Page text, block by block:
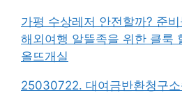
가평 수상레저 안전할까? 준
해외여행 알뜰족을 위한 클룩
올뜨개실
25030722. 대여금반환청구